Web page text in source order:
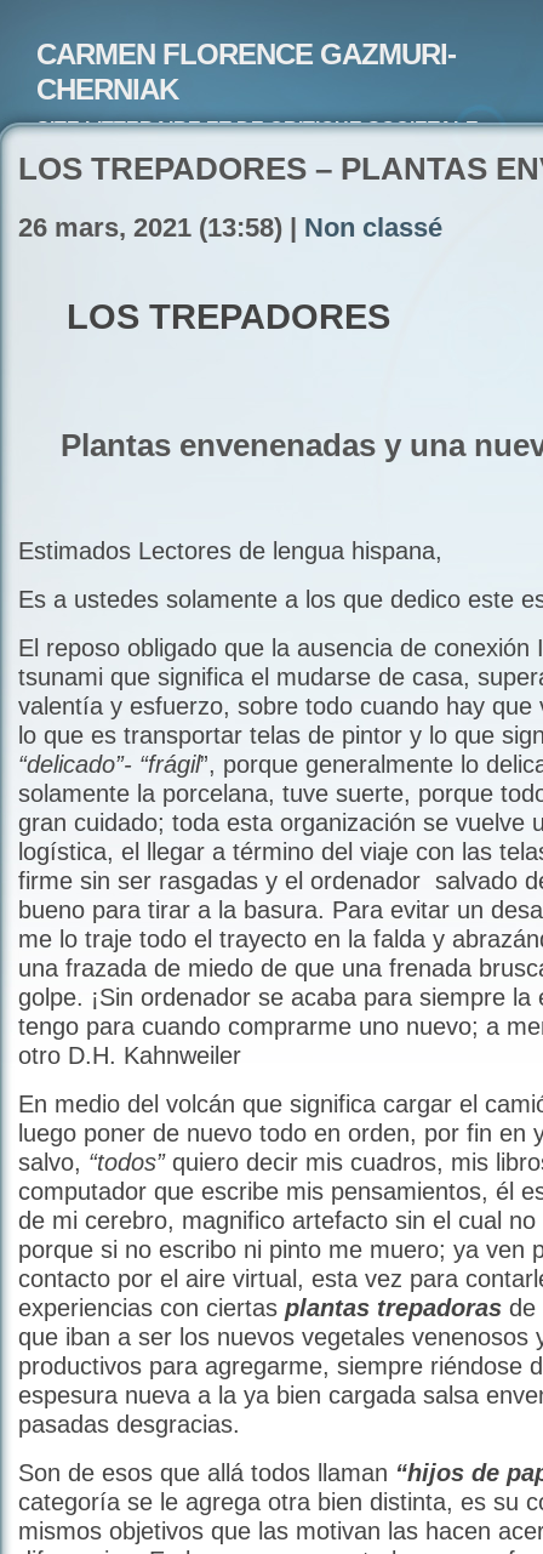
CARMEN FLORENCE GAZMURI-
CHERNIAK
SITE LITTERAIRE ET DE CRITIQUE SOCIETALE-
LOS TREPADORES – PLANTAS
26 mars, 2021 (13:58) | Non classé
LOS TREPADORES
Plantas envenenadas y una
Estimados Lectores de lengua hispana,
Es a ustedes solamente a los que dedico este
El reposo obligado que la ausencia de conexión
tsunami que significa el mudarse de casa,
valentía y esfuerzo, sobre todo cuando hay que
lo que es transportar telas de pintor y lo que
“delicado”- “frágil”, porque generalmente lo
solamente la porcelana, tuve suerte, porque
gran cuidado; toda esta organización se vuelve
logística, el llegar a término del viaje con las
firme sin ser rasgadas y el ordenador salvado
bueno para tirar a la basura. Para evitar un
me lo traje todo el trayecto en la falda y
una frazada de miedo de que una frenada
golpe. ¡Sin ordenador se acaba para siempre la
tengo para cuando comprarme uno nuevo; a
otro D.H. Kahnweiler
En medio del volcán que significa cargar el
luego poner de nuevo todo en orden, por fin en
salvo, “todos” quiero decir mis cuadros, mis
computador que escribe mis pensamientos, él
de mi cerebro, magnifico artefacto sin el cual no
porque si no escribo ni pinto me muero; ya ven
contacto por el aire virtual, esta vez para
experiencias con ciertas plantas trepadoras de
que iban a ser los nuevos vegetales venenosos
productivos para agregarme, siempre riéndose
espesura nueva a la ya bien cargada salsa
pasadas desgracias.
Son de esos que allá todos llaman “hijos de
categoría se le agrega otra bien distinta, es su
mismos objetivos que las motivan las hacen